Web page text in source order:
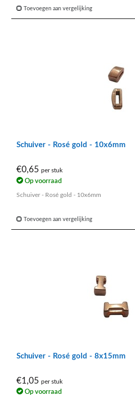
Toevoegen aan vergelijking
Schuiver - Rosé gold - 10x6mm
€0,65 per stuk
Op voorraad
Schuiver - Rosé gold - 10x6mm
Toevoegen aan vergelijking
Schuiver - Rosé gold - 8x15mm
€1,05 per stuk
Op voorraad